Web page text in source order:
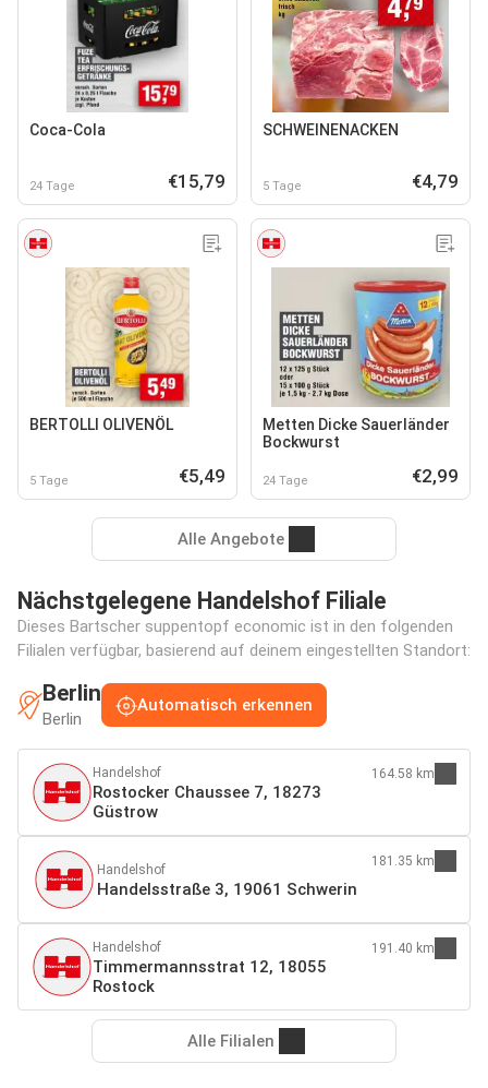
Coca-Cola
24 Tage €15,79
SCHWEINENACKEN
5 Tage €4,79
BERTOLLI OLIVENÖL
5 Tage €5,49
Metten Dicke Sauerländer
Bockwurst
24 Tage €2,99
Alle Angebote
Nächstgelegene Handelshof Filiale
Dieses Bartscher suppentopf economic ist in den folgenden
Filialen verfügbar, basierend auf deinem eingestellten Standort:
Berlin
Berlin
Automatisch erkennen
Handelshof
Rostocker Chaussee 7, 18273
Güstrow
164.58 km
Handelshof
Handelsstraße 3, 19061 Schwerin
181.35 km
Handelshof
Timmermannsstrat 12, 18055
Rostock
191.40 km
Alle Filialen